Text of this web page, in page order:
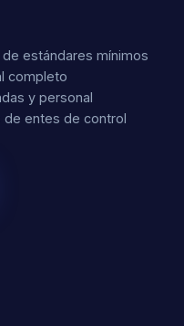
estándares mínimos
completo
y personal
de entes de control